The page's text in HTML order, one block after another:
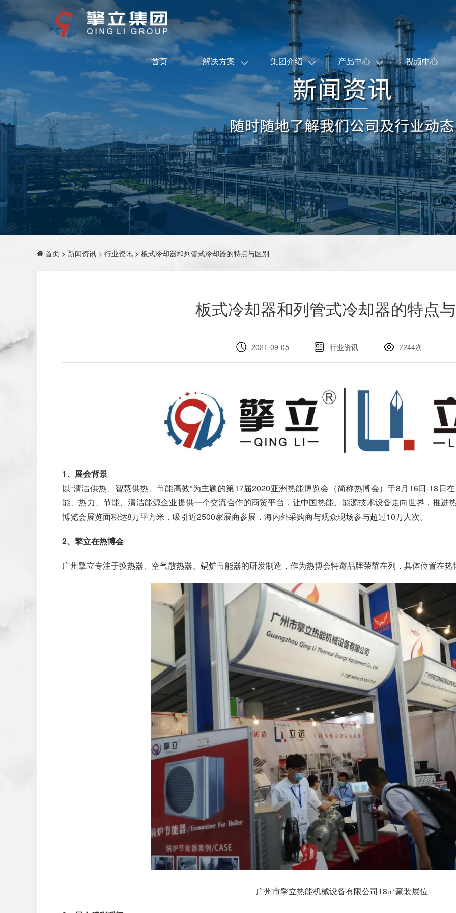
首页 解决方案 集团介绍 产品中心 视频中心
首页 > 新闻资讯 > 行业资讯 > 板式冷却器和列管式冷却器的特点与区别
板式冷却器和列管式冷却器的特点
2021-09-05 行业资讯 7244次
1、展会背景
以“清洁供热、智慧供热、节能高效”为主题的第17届2020亚洲热能博览会（简称热博会）于8月16日-18日
能、热力、节能、清洁能源企业提供一个交流合作的商贸平台，让中国热能、能源技术设备走向世界，推进
博览会展览面积达8万平方米，吸引近2500家展商参展，海内外采购商与观众现场参与超过10万人次。
2、擎立在热博会
广州擎立专注于换热器、空气散热器、锅炉节能器的研发制造，作为热博会特邀品牌荣耀在列，具体位置在
广州市擎立热能机械设备有限公司18㎡豪装展位